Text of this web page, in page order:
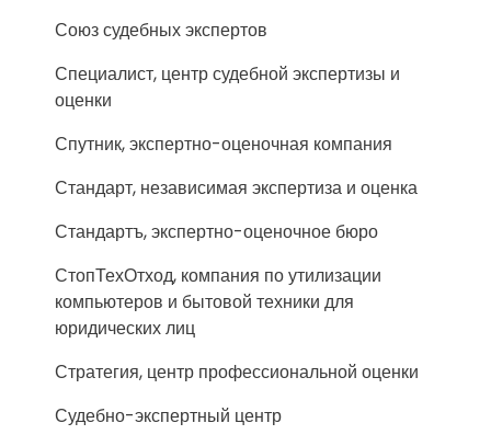
Союз судебных экспертов
Специалист, центр судебной экспертизы и
оценки
Спутник, экспертно-оценочная компания
Стандарт, независимая экспертиза и оценка
Стандартъ, экспертно-оценочное бюро
СтопТехОтход, компания по утилизации
компьютеров и бытовой техники для
юридических лиц
Стратегия, центр профессиональной оценки
Судебно-экспертный центр